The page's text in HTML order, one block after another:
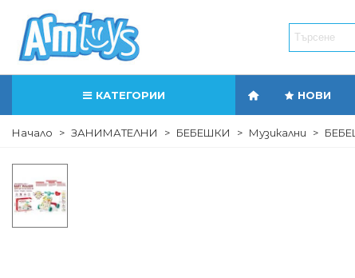
КАТЕГОРИИ НОВИ
Начало > ЗАНИМАТЕЛНИ > БЕБЕШКИ > Музикални >